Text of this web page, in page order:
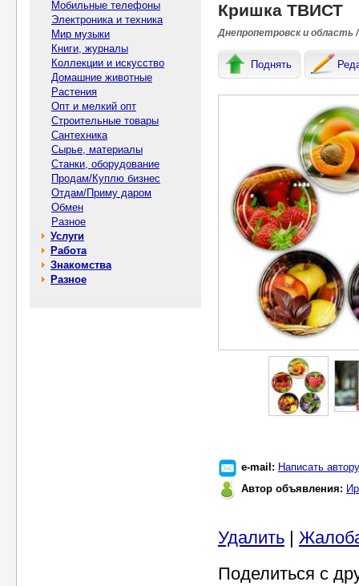
Мобильные телефоны
Электроника и техника
Мир музыки
Книги, журналы
Коллекции и искусство
Домашние животные
Растения
Опт и мелкий опт
Строительные товары
Сантехника
Сырье, материалы
Станки, оборудование
Продам/Куплю бизнес
Отдам/Приму даром
Обмен
Разное
Услуги
Работа
Знакомства
Разное
Кришка ТВИСТ
Днепропетровск и область
Поднять
e-mail: Написать автору
Автор объявления:
Удалить |
Поделиться с